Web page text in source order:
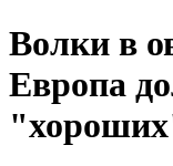
Волки в
Европа